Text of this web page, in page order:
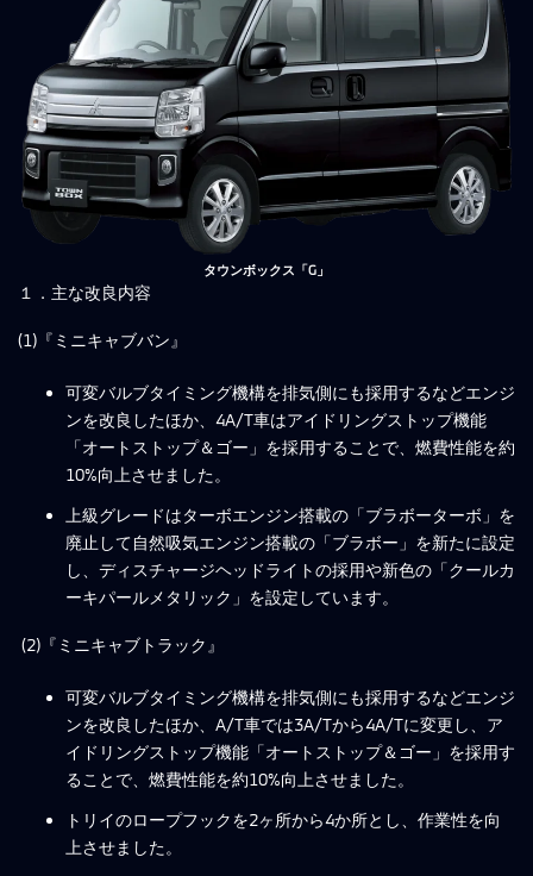
タウンボックス「G」
１．主な改良内容
(1)『ミニキャブバン』
可変バルブタイミング機構を排気側にも採用するなどエンジ
ンを改良したほか、4A/T車はアイドリングストップ機能
「オートストップ＆ゴー」を採用することで、燃費性能を約
10%向上させました。
上級グレードはターボエンジン搭載の「ブラボーターボ」を
廃止して自然吸気エンジン搭載の「ブラボー」を新たに設定
し、ディスチャージヘッドライトの採用や新色の「クールカ
ーキパールメタリック」を設定しています。
(2)『ミニキャブトラック』
可変バルブタイミング機構を排気側にも採用するなどエンジ
ンを改良したほか、A/T車では3A/Tから4A/Tに変更し、ア
イドリングストップ機能「オートストップ＆ゴー」を採用す
ることで、燃費性能を約10%向上させました。
トリイのロープフックを2ヶ所から4か所とし、作業性を向
上させました。